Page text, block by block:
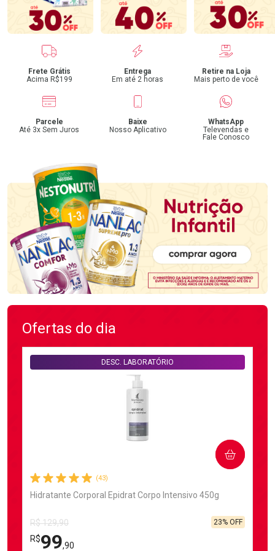
Benefícios
Frete Grátis
Acima R$199
Entrega
Em até 2 horas
Retire na Loja
Mais perto de você
Parcele
Até 3x Sem Juros
Baixe
Nosso Aplicativo
WhatsApp
Televendas e
Fale Conosco
Ofertas do dia
(43)
Hidratante Corporal Epidrat Corpo Intensivo 450g
DESC. LABORATÓRIO
R$ 129,90
R$99,90
23% OFF
COMPRAR